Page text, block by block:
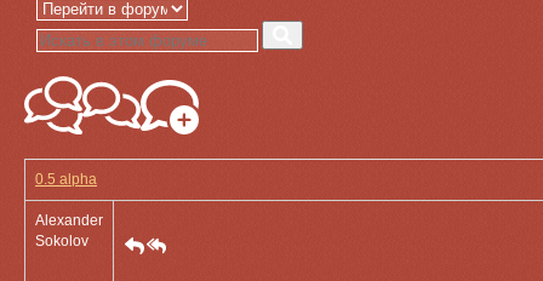
0.5 alpha
Alexander
Sokolov